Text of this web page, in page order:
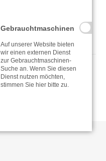
Gebrauchtmaschinen
Auf unserer Website bieten
wir einen externen Dienst
zur Gebrauchtmaschinen-
Suche an. Wenn Sie diesen
Dienst nutzen möchten,
stimmen Sie hier bitte zu.